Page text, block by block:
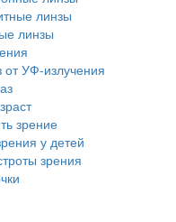
линзы
линзы
от УФ-излучения
зрение
у детей
зрения